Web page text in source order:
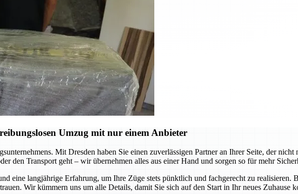
Umzug mit nur einem Anbieter
Mit Dresden haben Sie einen zuverlässigen Partner an Ihrer Seite, der
den Transport geht – wir übernehmen alles aus einer Hand und sorgen so für mehr
eine langjährige Erfahrung, um Ihre Züge stets pünktlich und fachgerecht zu realisieren.
Wir kümmern uns um alle Details, damit Sie sich auf den Start in Ihr neues Zuhause